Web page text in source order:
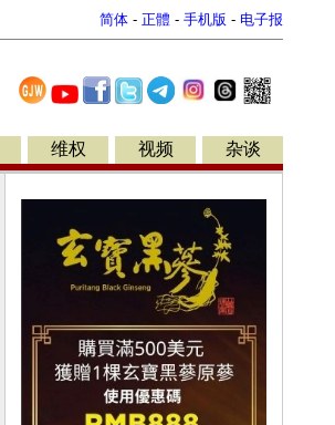
简体 - 正體 - 手机版 - 电子报
维权 视频 杂谈